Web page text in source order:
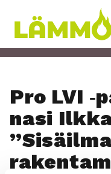
sisältöön
Lämmöllä
Pro LVI
na­si